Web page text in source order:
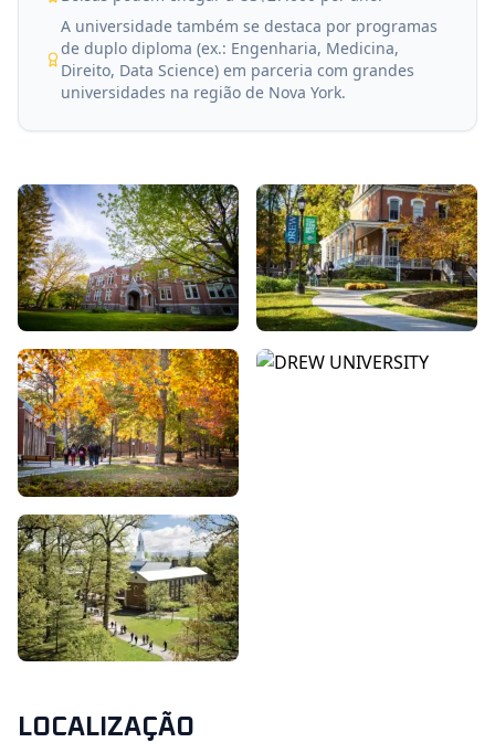
A universidade também se destaca por programas
de duplo diploma (ex.: Engenharia, Medicina,
Direito, Data Science) em parceria com grandes
universidades na região de Nova York.
LOCALIZAÇÃO